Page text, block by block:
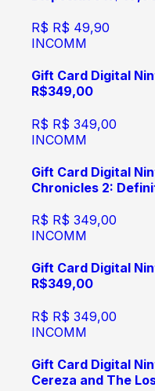
R$ R$ 49,90
INCOMM
Gift Card Digital
R$349,00
R$ R$ 349,00
INCOMM
Gift Card Digital
Chronicles 2:
R$ R$ 349,00
INCOMM
Gift Card Digital
R$349,00
R$ R$ 349,00
INCOMM
Gift Card Digital
Cereza and The